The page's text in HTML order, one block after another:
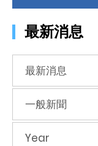
最新消息
最新消息
一般新聞
Year